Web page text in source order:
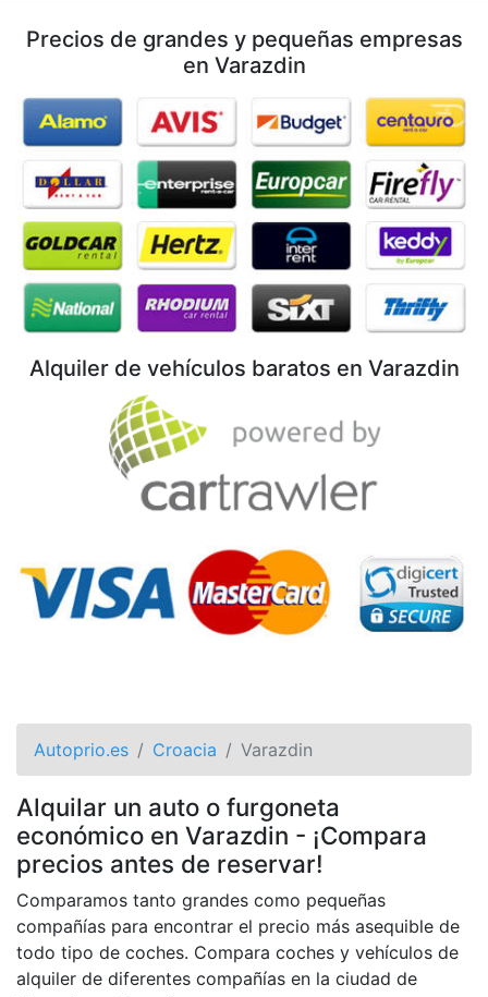
Precios de grandes y pequeñas empresas
en Varazdin
Alquiler de vehículos baratos en Varazdin
Autoprio.es Croacia Varazdin
Alquilar un auto o furgoneta
económico en Varazdin - ¡Compara
precios antes de reservar!
Comparamos tanto grandes como pequeñas
compañías para encontrar el precio más asequible de
todo tipo de coches. Compara coches y vehículos de
alquiler de diferentes compañías en la ciudad de